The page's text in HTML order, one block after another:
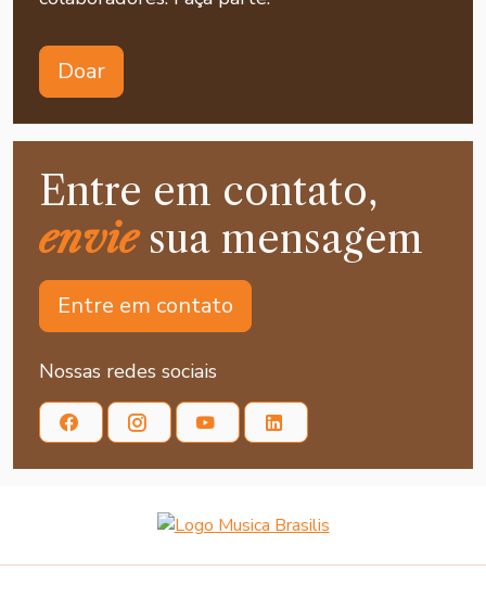
Doar
Entre em contato,
enviesua mensagem
Entre em contato
Nossas redes sociais